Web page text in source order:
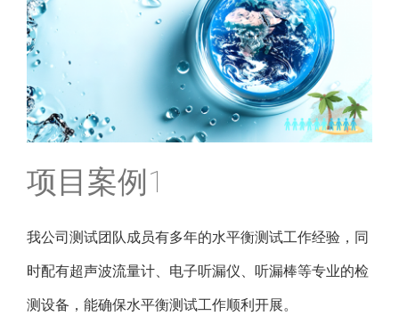
新闻中心
联系我们
项目案例1
我公司测试团队成员有多年的水平衡测试工作经验，同
时配有超声波流量计、电子听漏仪、听漏棒等专业的检
测设备，能确保水平衡测试工作顺利开展。